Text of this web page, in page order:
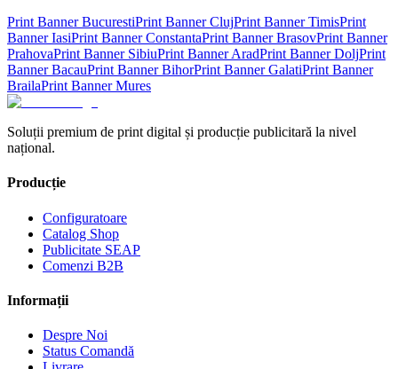
Print BannerBucurestiPrint BannerClujPrint BannerTimisPrint
BannerIasiPrint BannerConstantaPrint BannerBrasovPrint Banner
PrahovaPrint Banner SibiuPrint BannerAradPrint BannerDoljPrint
BannerBacauPrint BannerBihorPrint BannerGalatiPrint Banner
BrailaPrint BannerMures
Soluții premium de print digital și producție publicitară la nivel
național.
Producție
Configuratoare
Catalog Shop
Publicitate SEAP
Comenzi B2B
Informații
Despre Noi
Status Comandă